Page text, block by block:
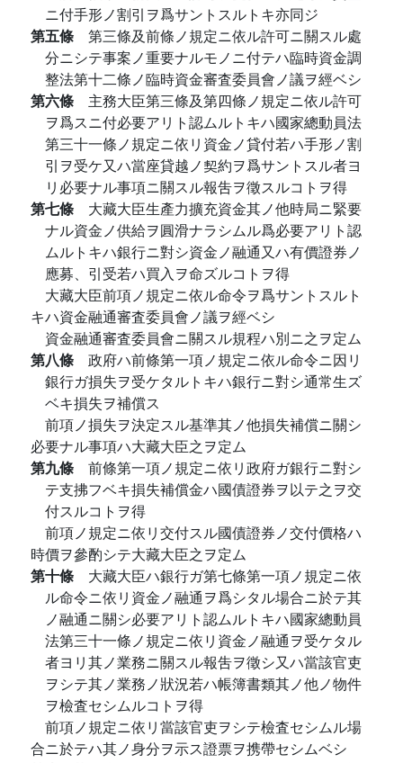
ニ付手形ノ割引ヲ爲サントスルトキ亦同ジ
第五條 第三條及前條ノ規定ニ依ル許可ニ關スル處
分ニシテ事案ノ重要ナルモノニ付テハ臨時資金調
整法第十二條ノ臨時資金審査委員會ノ議ヲ經ベシ
第六條 主務大臣第三條及第四條ノ規定ニ依ル許可
ヲ爲スニ付必要アリト認ムルトキハ國家總動員法
第三十一條ノ規定ニ依リ資金ノ貸付若ハ手形ノ割
引ヲ受ケ又ハ當座貸越ノ契約ヲ爲サントスル者ヨ
リ必要ナル事項ニ關スル報吿ヲ徵スルコトヲ得
第七條 大藏大臣生產力擴充資金其ノ他時局ニ緊要
ナル資金ノ供給ヲ圓滑ナラシムル爲必要アリト認
ムルトキハ銀行ニ對シ資金ノ融通又ハ有價證券ノ
應募、引受若ハ買入ヲ命ズルコトヲ得
大藏大臣前項ノ規定ニ依ル命令ヲ爲サントスルト
キハ資金融通審査委員會ノ議ヲ經ベシ
資金融通審査委員會ニ關スル規程ハ別ニ之ヲ定ム
第八條 政府ハ前條第一項ノ規定ニ依ル命令ニ因リ
銀行ガ損失ヲ受ケタルトキハ銀行ニ對シ通常生ズ
ベキ損失ヲ補償ス
前項ノ損失ヲ決定スル基準其ノ他損失補償ニ關シ
必要ナル事項ハ大藏大臣之ヲ定ム
第九條 前條第一項ノ規定ニ依リ政府ガ銀行ニ對シ
テ支拂フベキ損失補償金ハ國債證券ヲ以テ之ヲ交
付スルコトヲ得
前項ノ規定ニ依リ交付スル國債證券ノ交付價格ハ
時價ヲ參酌シテ大藏大臣之ヲ定ム
第十條 大藏大臣ハ銀行ガ第七條第一項ノ規定ニ依
ル命令ニ依リ資金ノ融通ヲ爲シタル場合ニ於テ其
ノ融通ニ關シ必要アリト認ムルトキハ國家總動員
法第三十一條ノ規定ニ依リ資金ノ融通ヲ受ケタル
者ヨリ其ノ業務ニ關スル報吿ヲ徵シ又ハ當該官吏
ヲシテ其ノ業務ノ狀況若ハ帳簿書類其ノ他ノ物件
ヲ檢査セシムルコトヲ得
前項ノ規定ニ依リ當該官吏ヲシテ檢査セシムル場
合ニ於テハ其ノ身分ヲ示ス證票ヲ携帶セシムベシ